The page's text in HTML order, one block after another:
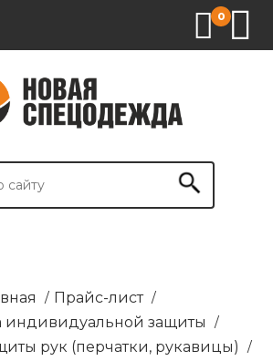
0
/ Прайс-лист /
индивидуальной защиты /
рук (перчатки, рукавицы) /